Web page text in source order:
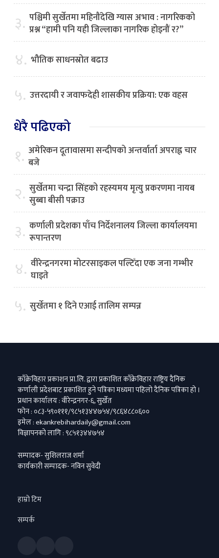
३. पश्चिमी सुर्खेतमा महिनौंदेखि ग्यास अभाव : नागरिकको
प्रश्न “हामी पनि यही जिल्लाका नागरिक होइनौं र?”
४. भौतिक साधनस्रोत बढाउ
५. उत्तरदायी र जवाफदेही शासकीय प्रक्रिया: एक वहस
धेरै पढिएको
१. अमेरिकन दूतावासमा सन्दीपको अन्तर्वार्ता अपराह्न चार
बजे
२. सुर्खेतमा चन्द्रा सिंहको रहस्यमय मृत्यु प्रकरणमा नायब
सुब्बा बीसी पक्राउ
३. कर्णाली प्रदेशका पाँच निर्देशनालय जिल्ला कार्यालयमा
रूपान्तरण
४. वीरेन्द्रनगरमा मोटरसाइकल पल्टिँदा एक जना गम्भीर
घाइते
५. सुर्खेतमा १ दिने एआई तालिम सम्पन्न
काँक्रेविहार प्रकाशन प्रा.लि. द्वारा प्रकाशित काँक्रेविहार राष्ट्रिय दैनिक
कर्णाली प्रदेशबाट प्रकाशित हुने पत्रिका मध्यमा पहिलो दैनिक पत्रिका हो ।
प्रधान कार्यालय : वीरेन्द्रनगर-६, सुर्खेत
फोन : ०८३-५९०१११/९८५१३४४७५४/९८६४८८०६००
इमेल : ekankrebihardaily@gmail.com
विज्ञापनको लागि : ९८५१३४४७५४
सम्पादक- सुशिलराज शर्मा
कार्यकारी सम्पादक- नविन सुवेदी
हाम्रो टिम
सम्पर्क